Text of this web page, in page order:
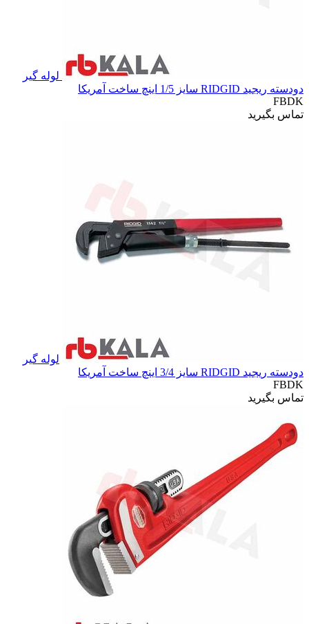
لوله گیر
دودسته ریجید RIDGID سایز 1/5 اینچ ساخت آمریکا
FBDK
تماس بگیرید
لوله گیر
دودسته ریجید RIDGID سایز 3/4 اینچ ساخت آمریکا
FBDK
تماس بگیرید